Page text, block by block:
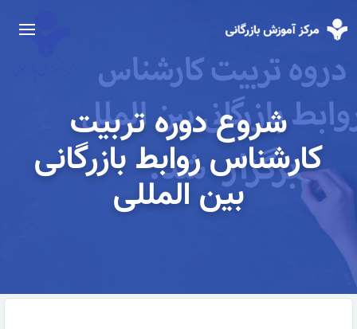
شروع دوره تربیت
کارشناس روابط بازرگانی
بین المللی